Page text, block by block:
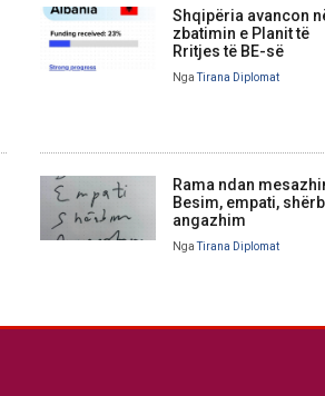
Shqipëria avancon
zbatimin e Planit të
Rritjes të BE-së
NgaTirana Diplomat
Rama ndan
Besim, empati,
angazhim
NgaTirana Diplomat